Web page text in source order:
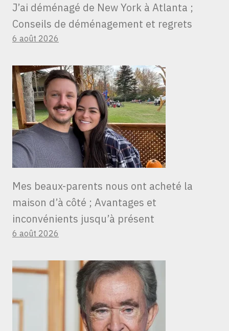
J’ai déménagé de New York à Atlanta ;
Conseils de déménagement et regrets
6 août 2026
Mes beaux-parents nous ont acheté la
maison d’à côté ; Avantages et
inconvénients jusqu’à présent
6 août 2026